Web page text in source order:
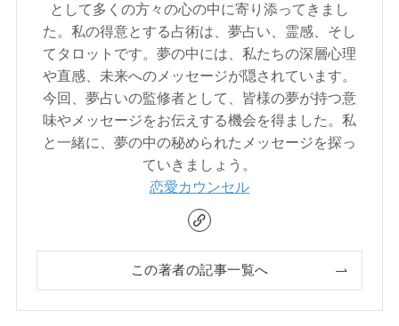
として多くの方々の心の中に寄り添ってきまし
た。私の得意とする占術は、夢占い、霊感、そし
てタロットです。夢の中には、私たちの深層心理
や直感、未来へのメッセージが隠されています。
今回、夢占いの監修者として、皆様の夢が持つ意
味やメッセージをお伝えする機会を得ました。私
と一緒に、夢の中の秘められたメッセージを探っ
ていきましょう。
恋愛カウンセル
この著者の記事一覧へ